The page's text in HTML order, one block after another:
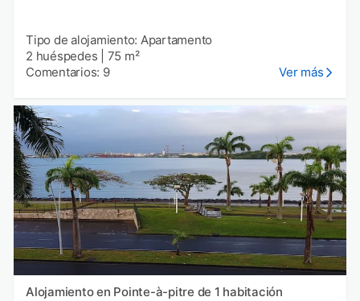
Tipo de alojamiento: Apartamento
2 huéspedes
75 m²
Comentarios: 9
Ver más
Alojamiento en Pointe-à-pitre de 1 habitación